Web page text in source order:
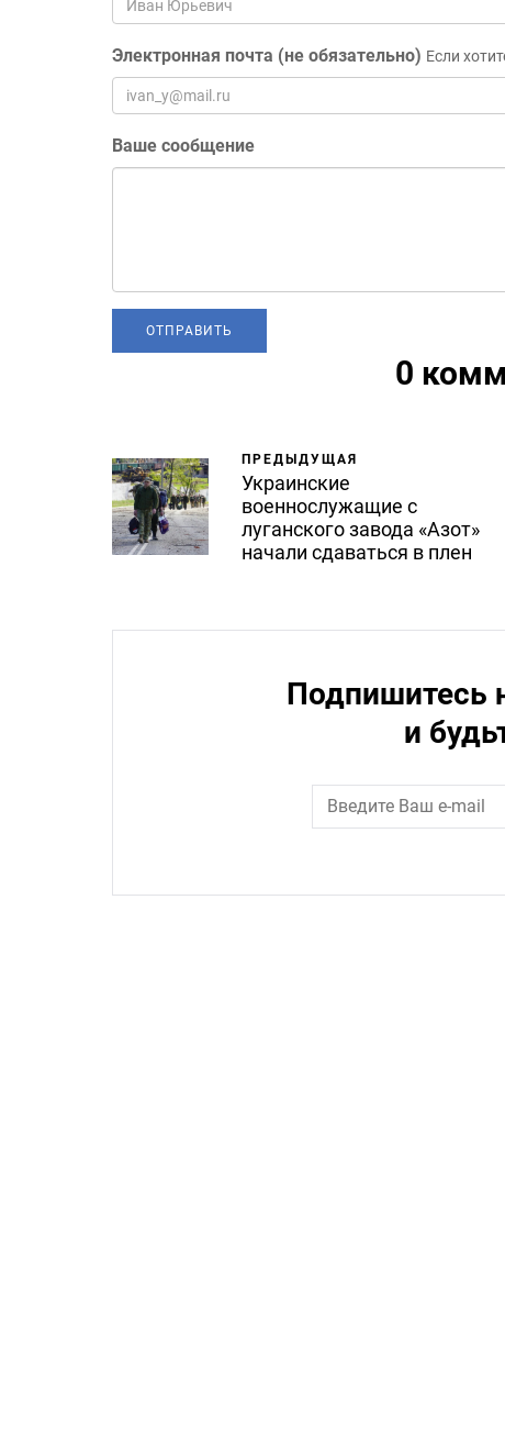
Электронная почта (не обязательно) Если
Ваше сообщение
0
ПРЕДЫДУЩАЯ
Украинские
военнослужащие с
луганского завода «Азот»
начали сдаваться в плен
Подпишитесь
и